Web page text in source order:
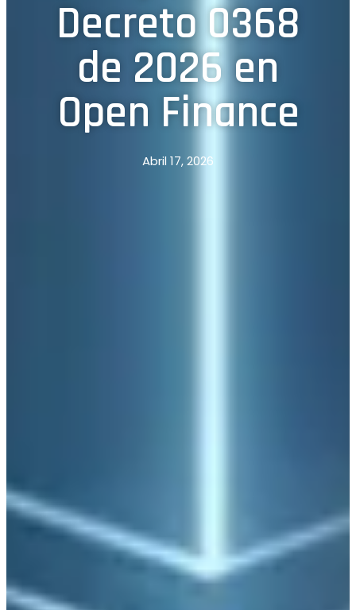
Decreto 0368
de 2026 en
Open Finance
Abril 17, 2026